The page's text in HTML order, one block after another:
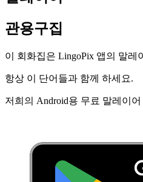
관용구집
이 회화집은 LingoPix 앱의 말레
항상 이 단어들과 함께 하세요.
저희의 Android용 무료 말레이